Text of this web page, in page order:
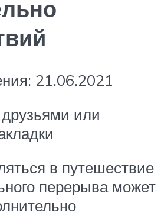
21.06.2021
или
в путешествие
перерыва может